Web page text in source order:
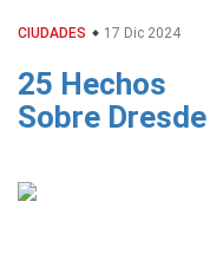
CIUDADES 17 Dic 2024
25 Hechos
Sobre Dresde